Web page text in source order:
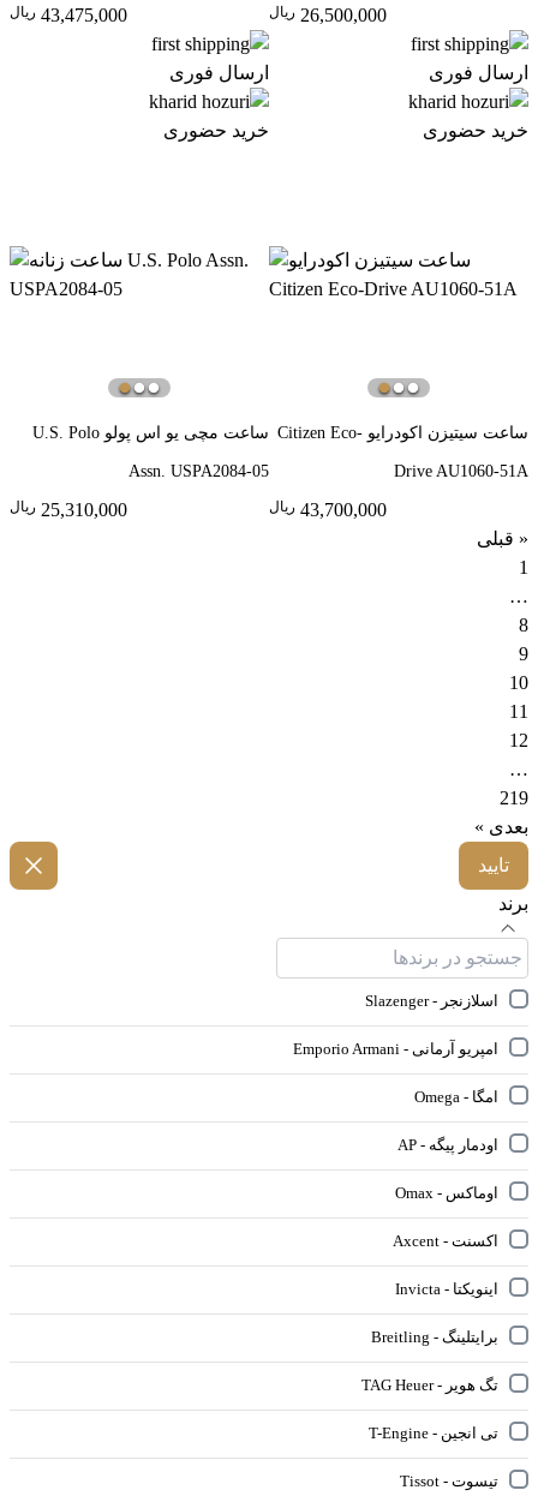
26,500,000 ريال 43,475,000 ريال
ارسال فوری
خرید حضوری
ساعت سیتیزن اکودرایو Citizen Eco-
Drive AU1060-51A
43,700,000 ريال
ارسال فوری
خرید حضوری
ساعت مچی یو اس پولو U.S. Polo
Assn. USPA2084-05
25,310,000 ريال
« قبلی
1
…
8
9
10
11
12
…
219
بعدی »
تایید
برند
اسلازنجر - Slazenger
امپریو آرمانی - Emporio Armani
امگا - Omega
اودمار پیگه - AP
اوماکس - Omax
اکسنت - Axcent
اینویکتا - Invicta
برایتلینگ - Breitling
تگ هویر - TAG Heuer
تی انجین - T-Engine
تیسوت - Tissot